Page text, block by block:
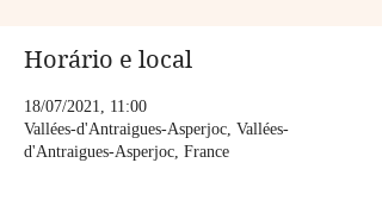
Horário e local
18/07/2021, 11:00
Vallées-d'Antraigues-Asperjoc, Vallées-
d'Antraigues-Asperjoc, France